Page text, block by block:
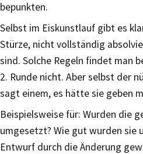
bepunkten.
Selbst im Eiskunstlauf gibt es
Stürze, nicht vollständig
sind. Solche Regeln findet man
2. Runde nicht. Aber selbst der
sagt einem, es hätte sie geben
Beispielsweise für: Wurden die
umgesetzt? Wie gut wurden sie
Entwurf durch die Änderung